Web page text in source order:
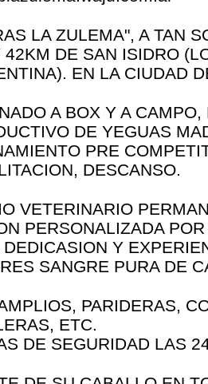
LA ZULEMA", A TAN
42KM DE SAN ISIDRO
EN LA CIUDAD
A BOX Y A
DE YEGUAS
PRE
DESCANSO.
VETERINARIO
PERSONALIZADA
DEDICASION Y
SANGRE PURA DE
PARIDERAS,
ETC.
DE SEGURIDAD LAS